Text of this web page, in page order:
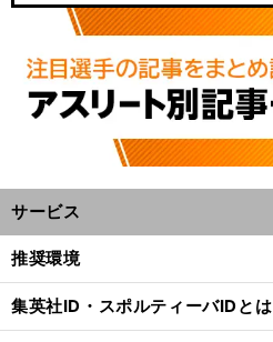
サービス
推奨環境
集英社ID・スポルティーバIDとは